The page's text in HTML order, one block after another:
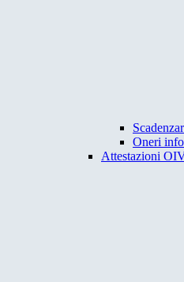
Oneri
Attestazioni